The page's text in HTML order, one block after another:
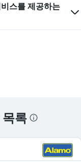
스를 제공하는
록